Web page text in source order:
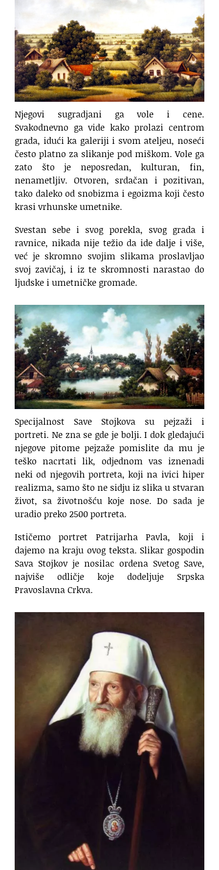
Njegovi sugradjani ga vole i cene.
Svakodnevno ga vide kako prolazi centrom
grada, idući ka galeriji i svom ateljeu, noseći
često platno za slikanje pod miškom. Vole ga
zato što je neposredan, kulturan, fin,
nenametljiv. Otvoren, srdačan i pozitivan,
tako daleko od snobizma i egoizma koji često
krasi vrhunske umetnike.
Svestan sebe i svog porekla, svog grada i
ravnice, nikada nije težio da ide dalje i više,
već je skromno svojim slikama proslavljao
svoj zavičaj, i iz te skromnosti narastao do
ljudske i umetničke gromade.
Specijalnost Save Stojkova su pejzaži i
portreti. Ne zna se gde je bolji. I dok gledajući
njegove pitome pejzaže pomislite da mu je
teško nacrtati lik, odjednom vas iznenadi
neki od njegovih portreta, koji na ivici hiper
realizma, samo što ne sidju iz slika u stvaran
život, sa životnošću koje nose. Do sada je
uradio preko 2500 portreta.
Ističemo portret Patrijarha Pavla, koji i
dajemo na kraju ovog teksta. Slikar gospodin
Sava Stojkov je nosilac ordena Svetog Save,
najviše odličje koje dodeljuje Srpska
Pravoslavna Crkva.